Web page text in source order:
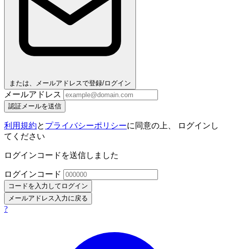
または、メールアドレスで登録/ログイン
メールアドレス
認証メールを送信
利用規約と プライバシーポリシーに同意の上、 ログインし
てください
ログインコードを送信しました
ログインコード
コードを入力してログイン
メールアドレス入力に戻る
?